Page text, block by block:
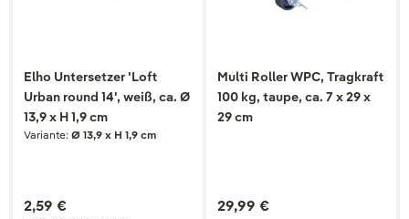
Elho Untersetzer 'Loft
Urban round 14', weiß, ca. Ø
13,9 x H 1,9 cm
Variante: Ø 13,9 x H 1,9 cm
2,59 €
Multi Roller WPC, Tragkraft
100 kg, taupe, ca. 7 x 29 x
29 cm
29,99 €